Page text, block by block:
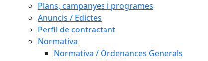
Plans, campanyes i programes
Anuncis / Edictes
Perfil de contractant
Normativa
Normativa / Ordenances Generals